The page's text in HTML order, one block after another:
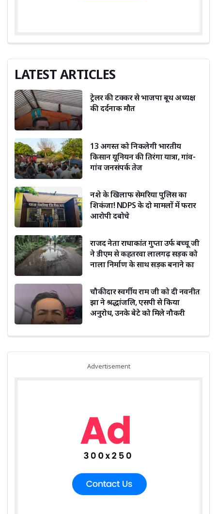
LATEST ARTICLES
ट्रेलर की टक्कर से भाजपा बूथ अध्यक्ष
की दर्दनाक मौत
13 अगस्त को निकलेगी भारतीय
किसान यूनियन की तिरंगा यात्रा, गांव-
गांव जनसंपर्क तेज
नशे के खिलाफ सेमरिया पुलिस का
शिकंजा! NDPS के दो मामलों में फरार
आरोपी दबोचे
राजद नेता राधाकांत गुप्ता उर्फ बच्चू जी
ने डीएम से कहतरवा लालगढ़ सड़क को
नाला निर्माण के साथ सड़क बनाने का
चौकीदार स्वर्गीय राम जी को दी नवनीत
झा ने श्रद्धांजलि, एसपी से किया
अनुरोध, उनके बेटे को मिले नौकरी
Advertisement